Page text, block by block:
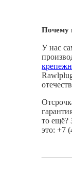
Почему
У нас
то ещё?
это: +7